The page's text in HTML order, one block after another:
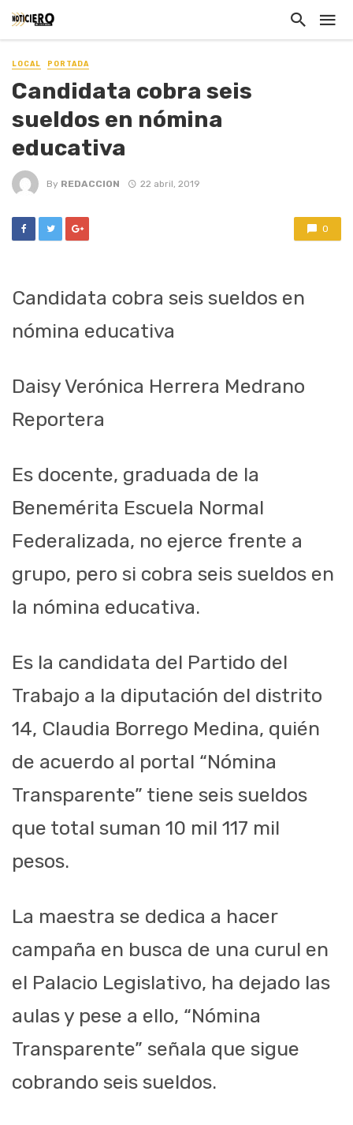
LOCAL PORTADA
Candidata cobra seis
sueldos en nómina
educativa
By REDACCION 22 abril, 2019
0
Candidata cobra seis sueldos en
nómina educativa
Daisy Verónica Herrera Medrano
Reportera
Es docente, graduada de la
Benemérita Escuela Normal
Federalizada, no ejerce frente a
grupo, pero si cobra seis sueldos en
la nómina educativa.
Es la candidata del Partido del
Trabajo a la diputación del distrito
14, Claudia Borrego Medina, quién
de acuerdo al portal “Nómina
Transparente” tiene seis sueldos
que total suman 10 mil 117 mil
pesos.
La maestra se dedica a hacer
campaña en busca de una curul en
el Palacio Legislativo, ha dejado las
aulas y pese a ello, “Nómina
Transparente” señala que sigue
cobrando seis sueldos.